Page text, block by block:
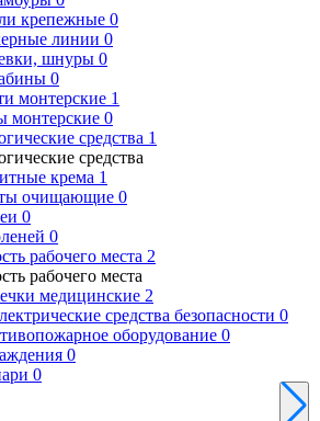
крепежные 0
линии 0
шнуры 0
0
монтерские 1
монтерские 0
средства 1
средства
крема 1
очищающие 0
0
0
рабочего места 2
рабочего места
медицинские 2
средства безопасности 0
оборудование 0
0
0